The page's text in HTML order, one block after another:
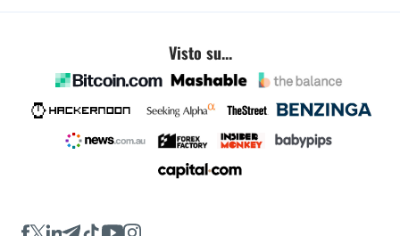
Visto su...